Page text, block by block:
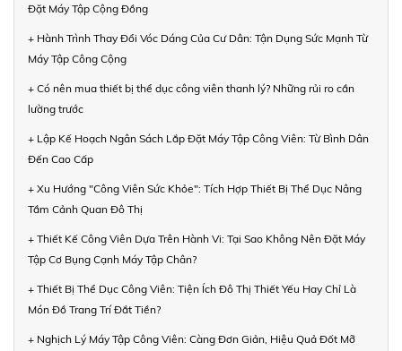
Đặt Máy Tập Cộng Đồng
+ Hành Trình Thay Đổi Vóc Dáng Của Cư Dân: Tận Dụng Sức Mạnh Từ
Máy Tập Công Cộng
+ Có nên mua thiết bị thể dục công viên thanh lý? Những rủi ro cần
lường trước
+ Lập Kế Hoạch Ngân Sách Lắp Đặt Máy Tập Công Viên: Từ Bình Dân
Đến Cao Cấp
+ Xu Hướng "Công Viên Sức Khỏe": Tích Hợp Thiết Bị Thể Dục Nâng
Tầm Cảnh Quan Đô Thị
+ Thiết Kế Công Viên Dựa Trên Hành Vi: Tại Sao Không Nên Đặt Máy
Tập Cơ Bụng Cạnh Máy Tập Chân?
+ Thiết Bị Thể Dục Công Viên: Tiện Ích Đô Thị Thiết Yếu Hay Chỉ Là
Món Đồ Trang Trí Đắt Tiền?
+ Nghịch Lý Máy Tập Công Viên: Càng Đơn Giản, Hiệu Quả Đốt Mỡ